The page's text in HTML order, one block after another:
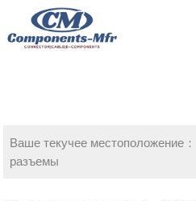
Ваше текучее местоположение：
разъемы